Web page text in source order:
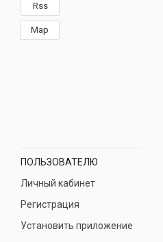
Rss
Map
ПОЛЬЗОВАТЕЛЮ
Личный кабинет
Регистрация
Установить приложение